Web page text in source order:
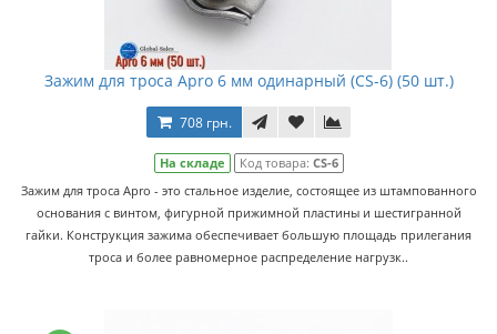
Зажим для троса Apro 6 мм одинарный (CS-6) (50 шт.)
708 грн.
На складе Код товара: CS-6
Зажим для троса Apro - это стальное изделие, состоящее из штампованного
основания с винтом, фигурной прижимной пластины и шестигранной
гайки. Конструкция зажима обеспечивает большую площадь прилегания
троса и более равномерное распределение нагрузк..